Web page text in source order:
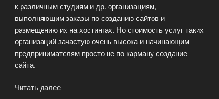
к различным студиям и др. организациям,
выполняющим заказы по созданию сайтов и
размещению их на хостингах. Но стоимость услуг таких
организаций зачастую очень высока и начинающим
предпринимателям просто не по карману создание
сайта.
Читать далее